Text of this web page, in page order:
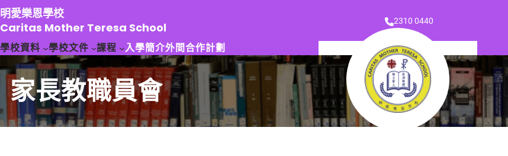
跳
至
主
要
容
明愛樂恩學校
Caritas Mother Teresa School
2310 0440
學校資料 學校文件 課程 入學簡介外間合作計劃
家長教職員會